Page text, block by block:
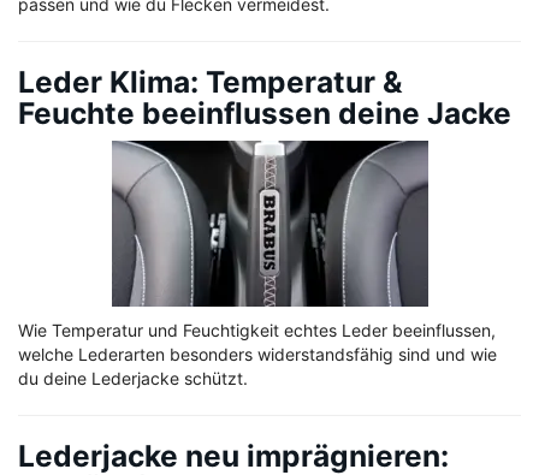
passen und wie du Flecken vermeidest.
Leder Klima: Temperatur &
Feuchte beeinflussen deine Jacke
Wie Temperatur und Feuchtigkeit echtes Leder beeinflussen,
welche Lederarten besonders widerstandsfähig sind und wie
du deine Lederjacke schützt.
Lederjacke neu imprägnieren: